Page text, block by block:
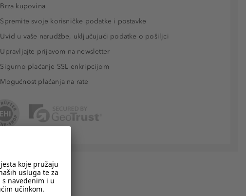
Brza kupovina
Spremite svoje korisničke podatke i postavke
Uvid u vaše narudžbe, uključujući podatke o pošiljci
Upravljajte prijavom na newsletter
Sigurno plaćanje SSL enkripcijom
Mogućnost plaćanja na rate